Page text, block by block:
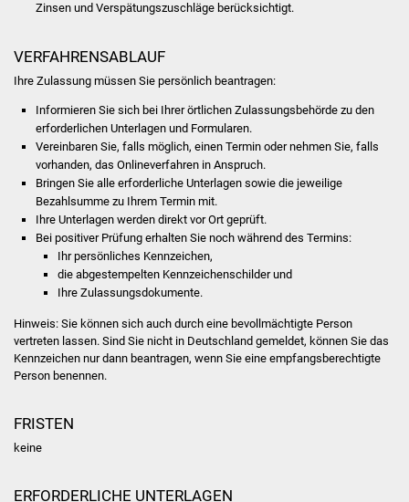
Kindergärten
Volkshochschule
Soziale Einrichtungen
Kirchen
Lokale Agenda
Jugendhaus
Fachteam Jugend
Kinder- und
Zinsen und Verspätungszuschläge berücksichtigt.
VERFAHRENSABLAUF
Ihre Zulassung müssen Sie persönlich beantragen:
Informieren Sie sich bei Ihrer örtlichen Zulassungsbehörde zu den
erforderlichen Unterlagen und Formularen.
Vereinbaren Sie, falls möglich, einen Termin oder nehmen Sie, falls
vorhanden, das Onlineverfahren in Anspruch.
Bringen Sie alle erforderliche Unterlagen sowie die jeweilige
Bezahlsumme zu Ihrem Termin mit.
Ihre Unterlagen werden direkt vor Ort geprüft.
Bei positiver Prüfung erhalten Sie noch während des Termins:
Ihr persönliches Kennzeichen,
die abgestempelten Kennzeichenschilder und
Ihre Zulassungsdokumente.
Hinweis: Sie können sich auch durch eine bevollmächtigte Person
vertreten lassen. Sind Sie nicht in Deutschland gemeldet, können Sie das
Kennzeichen nur dann beantragen, wenn Sie eine empfangsberechtigte
Person benennen.
FRISTEN
keine
ERFORDERLICHE UNTERLAGEN